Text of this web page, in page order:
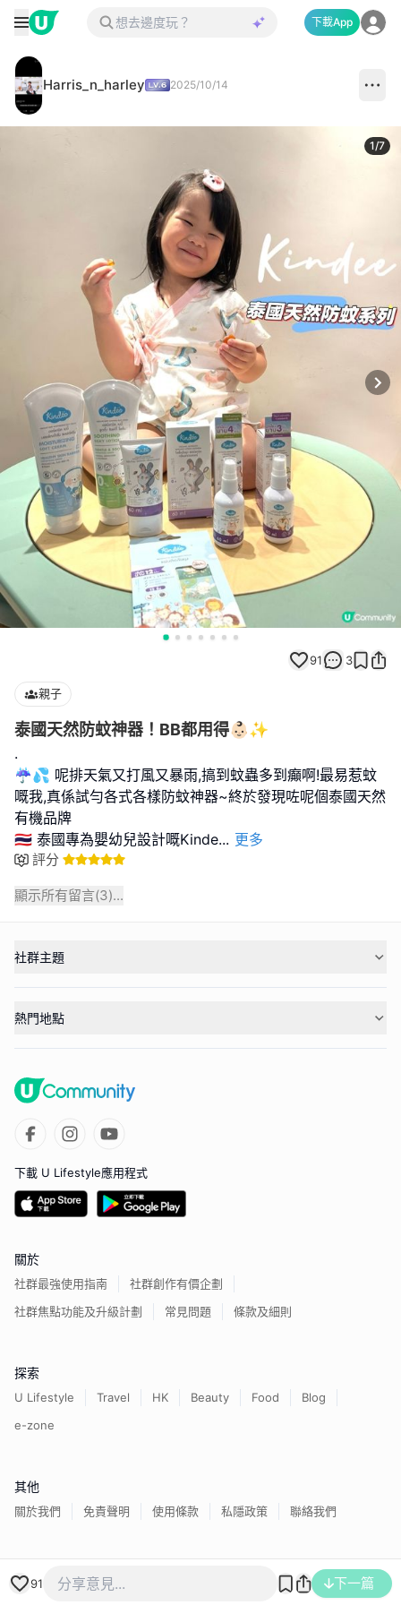
下載App
Harris_n_harley 2025/10/14
1/7
91 3
親子
泰國天然防蚊神器！BB都用得👶🏻✨
.
☔️💦 呢排天氣又打風又暴雨,搞到蚊蟲多到癲啊!最易惹蚊
嘅我,真係試勻各式各樣防蚊神器~終於發現咗呢個泰國天然
有機品牌
🇹🇭 泰國專為嬰幼兒設計嘅Kinde... 更多
評分
顯示所有留言(3)...
91 下一篇
社群主題
熱門地點
下載 U Lifestyle應用程式
關於
社群最強使用指南
社群創作有價企劃
社群焦點功能及升級計劃
常見問題 條款及細則
探索
U Lifestyle Travel HK Beauty Food
Blog
e-zone
其他
關於我們 免責聲明 使用條款 私隱政策 聯絡我們
香港經濟日報版權所有©